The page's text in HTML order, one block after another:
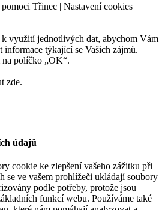
Třinec | Nastavení cookies
k využití jednotlivých dat, abychom Vám
týkající se Vašich zájmů.
políčko „OK“.
zde.
údajů
cookie ke zlepšení vašeho zážitku při
se ve vašem prohlížeči ukládají soubory
podle potřeby, protože jsou
funkcí webu. Používáme také